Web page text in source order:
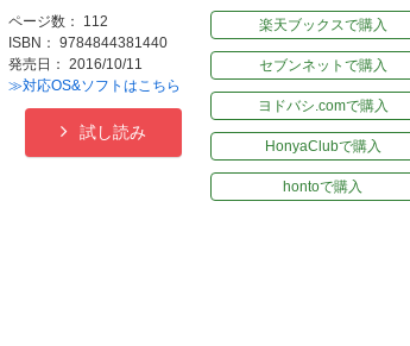
ページ数： 112
ISBN： 9784844381440
発売日： 2016/10/11
≫対応OS&ソフトはこちら
試し読み
楽天ブックスで購入
セブンネットで購入
ヨドバシ.comで購入
HonyaClubで購入
hontoで購入